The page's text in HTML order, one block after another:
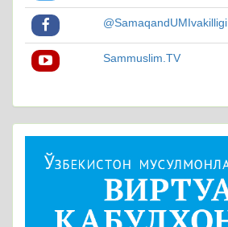
@SamaqandUMIvakilligi
Sammuslim.TV